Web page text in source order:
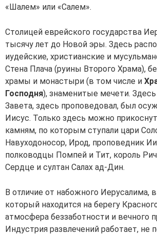
«Шалем» или «Салем».
Столицей еврейского государства
тысячу лет до Новой эры. Здесь
иудейские, христианские и
Стена Плача (руины Второго Храма),
храмы и монастыри (в том числе и
Господня), знаменитые мечети. Здесь
Завета, здесь проповедовал, был
Иисус. Только здесь можно
камням, по которым ступали цари
Навуходоносор, Ирод, проповедник
полководцы Помпей и Тит, король
Сердце и султан Салах ад-Дин.
В отличие от набожного Иерусалима, в
который находится на берегу
атмосфера беззаботности и вечного
Индустрия развлечений работает, не